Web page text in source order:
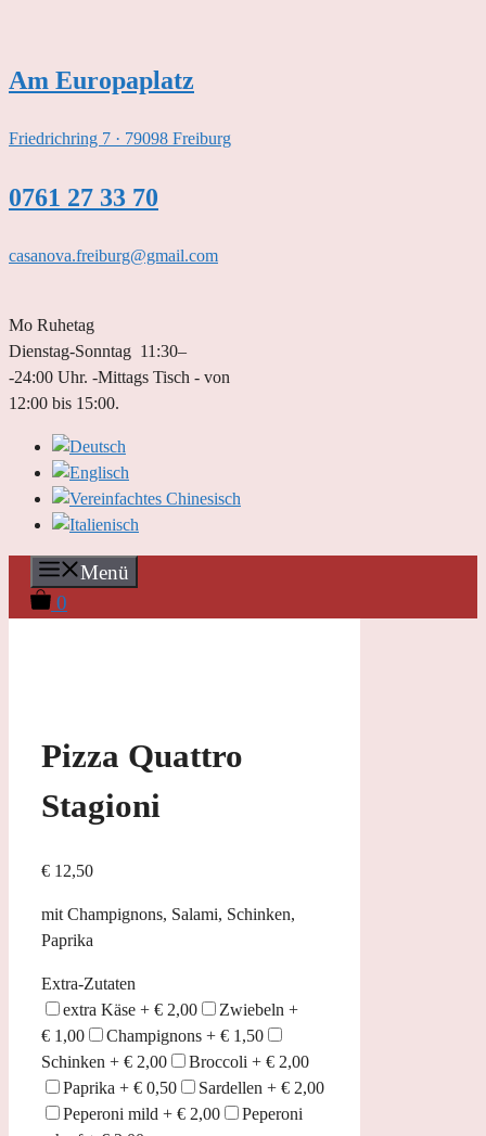
springen
Am Europaplatz
Friedrichring 7 · 79098 Freiburg
0761 27 33 70
casanova.freiburg@gmail.com
Mo Ruhetag
Dienstag-Sonntag 11:30–
-24:00 Uhr. -Mittags Tisch - von
12:00 bis 15:00.
Menü
0
Pizza Quattro
Stagioni
€ 12,50
mit Champignons, Salami, Schinken,
Paprika
Extra-Zutaten
extra Käse + € 2,00
Zwiebeln +
€ 1,00 Champignons + € 1,50
Schinken + € 2,00 Broccoli + € 2,00
Paprika + € 0,50 Sardellen + € 2,00
Peperoni mild + € 2,00
Peperoni